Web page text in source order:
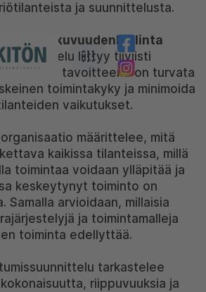
ja suunnittelusta.
ja jatkuvuudenhallinta
liittyy tiiviisti
Sen tavoitteena on turvata
toimintakyky ja minimoida
vaikutukset.
määrittelee, mitä
kaikissa tilanteissa, millä
toimintaa voidaan ylläpitää ja
keskeytynyt toiminto on
Samalla arvioidaan, millaisia
ja toimintamalleja
toiminta edellyttää.
tarkastelee
riippuvuuksia ja